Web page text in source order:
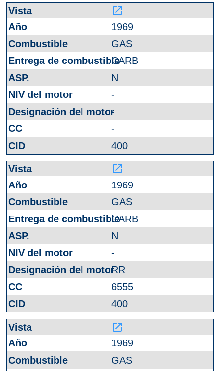
launch
1969
GAS
CARB
N
-
-
-
400
launch
1969
GAS
CARB
N
-
RR
6555
400
launch
1969
GAS